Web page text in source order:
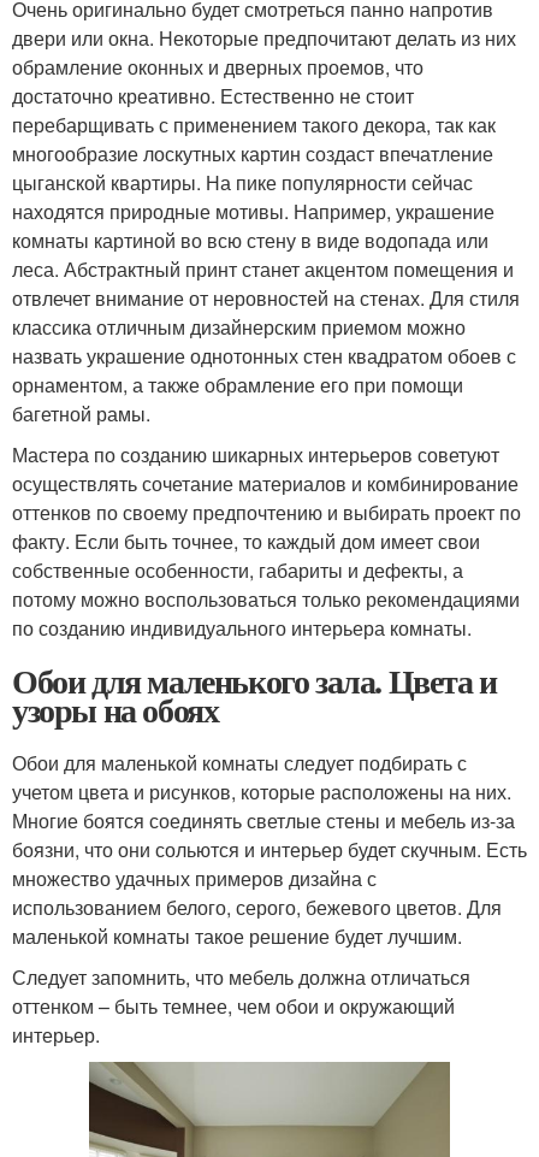
Очень оригинально будет смотреться панно напротив
двери или окна. Некоторые предпочитают делать из них
обрамление оконных и дверных проемов, что
достаточно креативно. Естественно не стоит
перебарщивать с применением такого декора, так как
многообразие лоскутных картин создаст впечатление
цыганской квартиры. На пике популярности сейчас
находятся природные мотивы. Например, украшение
комнаты картиной во всю стену в виде водопада или
леса. Абстрактный принт станет акцентом помещения и
отвлечет внимание от неровностей на стенах. Для стиля
классика отличным дизайнерским приемом можно
назвать украшение однотонных стен квадратом обоев с
орнаментом, а также обрамление его при помощи
багетной рамы.
Мастера по созданию шикарных интерьеров советуют
осуществлять сочетание материалов и комбинирование
оттенков по своему предпочтению и выбирать проект по
факту. Если быть точнее, то каждый дом имеет свои
собственные особенности, габариты и дефекты, а
потому можно воспользоваться только рекомендациями
по созданию индивидуального интерьера комнаты.
Обои для маленького зала. Цвета и
узоры на обоях
Обои для маленькой комнаты следует подбирать с
учетом цвета и рисунков, которые расположены на них.
Многие боятся соединять светлые стены и мебель из-за
боязни, что они сольются и интерьер будет скучным. Есть
множество удачных примеров дизайна с
использованием белого, серого, бежевого цветов. Для
маленькой комнаты такое решение будет лучшим.
Следует запомнить, что мебель должна отличаться
оттенком – быть темнее, чем обои и окружающий
интерьер.